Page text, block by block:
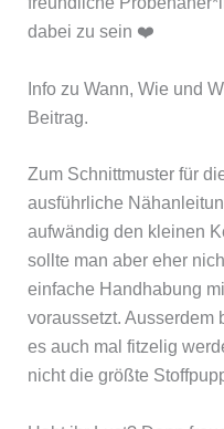
dabei zu sein ❤️
Info zu Wann, Wie und
Beitrag.
Zum Schnittmuster für
ausführliche
aufwändig den kleinen
sollte man aber eher
einfache Handhabung
voraussetzt. Ausserdem
es auch mal fitzelig
nicht die größte